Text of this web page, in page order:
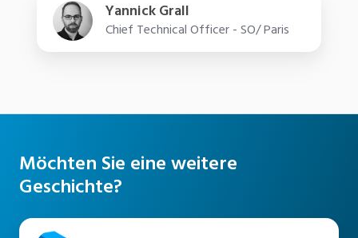
Yannick Grall
Chief Technical Officer - SO/ Paris
Möchten Sie eine weitere
Geschichte?
Alle